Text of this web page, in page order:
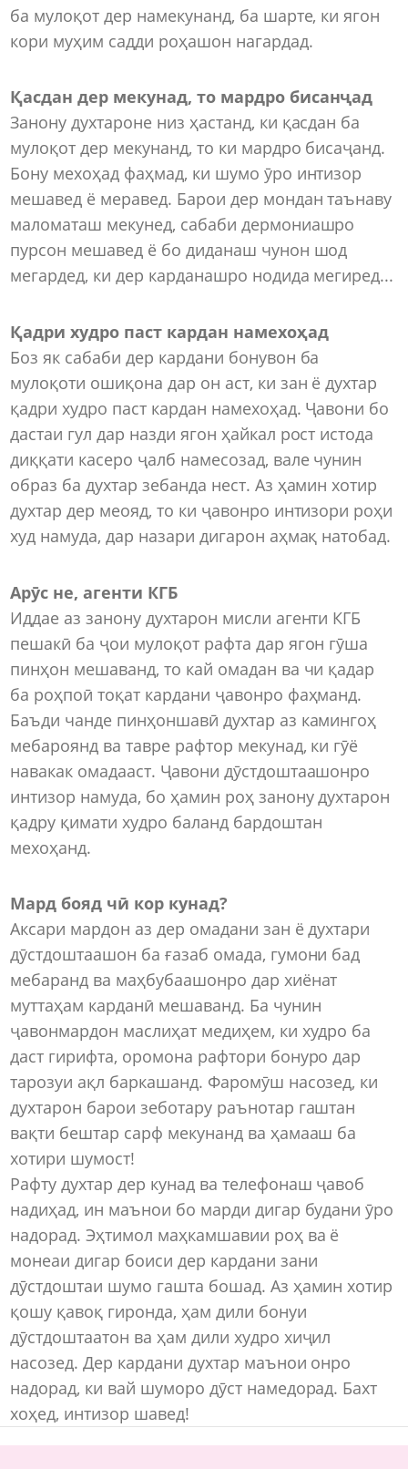
ба мулоқот дер намекунанд, ба шарте, ки ягон
кори муҳим садди роҳашон нагардад.
Қасдан дер мекунад, то мардро бисанҷад
Занону духтароне низ ҳастанд, ки қасдан ба
мулоқот дер мекунанд, то ки мардро бисаҷанд.
Бону мехоҳад фаҳмад, ки шумо ӯро интизор
мешавед ё меравед. Барои дер мондан таънаву
маломаташ мекунед, сабаби дермониашро
пурсон мешавед ё бо диданаш чунон шод
мегардед, ки дер карданашро нодида мегиред...
Қадри худро паст кардан намехоҳад
Боз як сабаби дер кардани бонувон ба
мулоқоти ошиқона дар он аст, ки зан ё духтар
қадри худро паст кардан намехоҳад. Ҷавони бо
дастаи гул дар назди ягон ҳайкал рост истода
диққати касеро ҷалб намесозад, вале чунин
образ ба духтар зебанда нест. Аз ҳамин хотир
духтар дер меояд, то ки ҷавонро интизори роҳи
худ намуда, дар назари дигарон аҳмақ натобад.
Арӯс не, агенти КГБ
Иддае аз занону духтарон мисли агенти КГБ
пешакӣ ба ҷои мулоқот рафта дар ягон гӯша
пинҳон мешаванд, то кай омадан ва чи қадар
ба роҳпоӣ тоқат кардани ҷавонро фаҳманд.
Баъди чанде пинҳоншавӣ духтар аз камингоҳ
мебароянд ва тавре рафтор мекунад, ки гӯё
навакак омадааст. Ҷавони дӯстдоштаашонро
интизор намуда, бо ҳамин роҳ занону духтарон
қадру қимати худро баланд бардоштан
мехоҳанд.
Мард бояд чӣ кор кунад?
Аксари мардон аз дер омадани зан ё духтари
дӯстдоштаашон ба ғазаб омада, гумони бад
мебаранд ва маҳбубаашонро дар хиёнат
муттаҳам карданӣ мешаванд. Ба чунин
ҷавонмардон маслиҳат медиҳем, ки худро ба
даст гирифта, оромона рафтори бонуро дар
тарозуи ақл баркашанд. Фаромӯш насозед, ки
духтарон барои зеботару раънотар гаштан
вақти бештар сарф мекунанд ва ҳамааш ба
хотири шумост!
Рафту духтар дер кунад ва телефонаш ҷавоб
надиҳад, ин маънои бо марди дигар будани ӯро
надорад. Эҳтимол маҳкамшавии роҳ ва ё
монеаи дигар боиси дер кардани зани
дӯстдоштаи шумо гашта бошад. Аз ҳамин хотир
қошу қавоқ гиронда, ҳам дили бонуи
дӯстдоштаатон ва ҳам дили худро хиҷил
насозед. Дер кардани духтар маънои онро
надорад, ки вай шуморо дӯст намедорад. Бахт
хоҳед, интизор шавед!